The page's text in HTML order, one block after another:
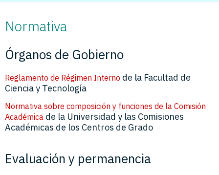
Normativa
Órganos de Gobierno
Reglamento de Régimen Interno de la Facultad de
Ciencia y Tecnología
Normativa sobre composición y funciones de la Comisión
Académica de la Universidad y las Comisiones
Académicas de los Centros de Grado
Evaluación y permanencia